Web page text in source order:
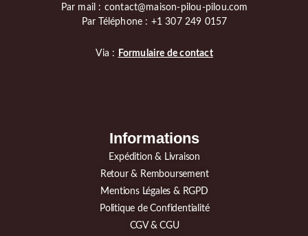
Par mail : contact@maison-pilou-pilou.com
Par Téléphone : +1 307 249 0157
Via : Formulaire de contact
Informations
Expédition & Livraison
Retour & Remboursement
Mentions Légales & RGPD
Politique de Confidentialité
CGV & CGU